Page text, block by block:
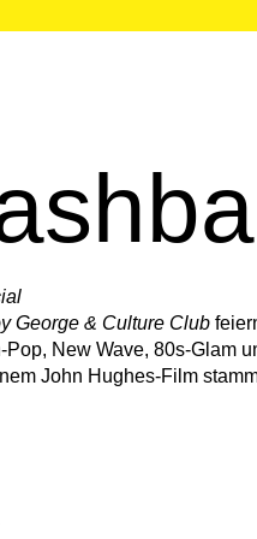
George & Culture Club
New Wave, 80s-Glam
John Hughes-Film